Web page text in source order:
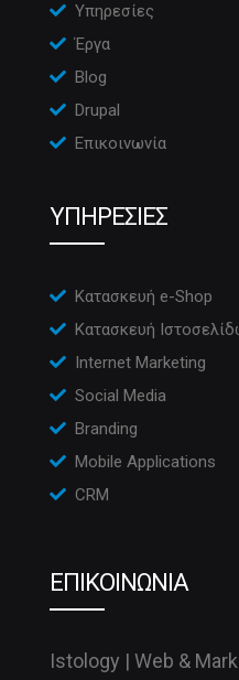
Υπηρεσίες
Έργα
Blog
Drupal
Επικοινωνία
ΥΠΗΡΕΣΙΕΣ
Κατασκευή e-Shop
Κατασκευή
Internet Marketing
Social Media
Branding
Mobile Applications
CRM
ΕΠΙΚΟΙΝΩΝΙΑ
Istology | Web &